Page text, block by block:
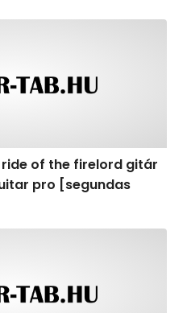
of the firelord gitár
pro [segundas